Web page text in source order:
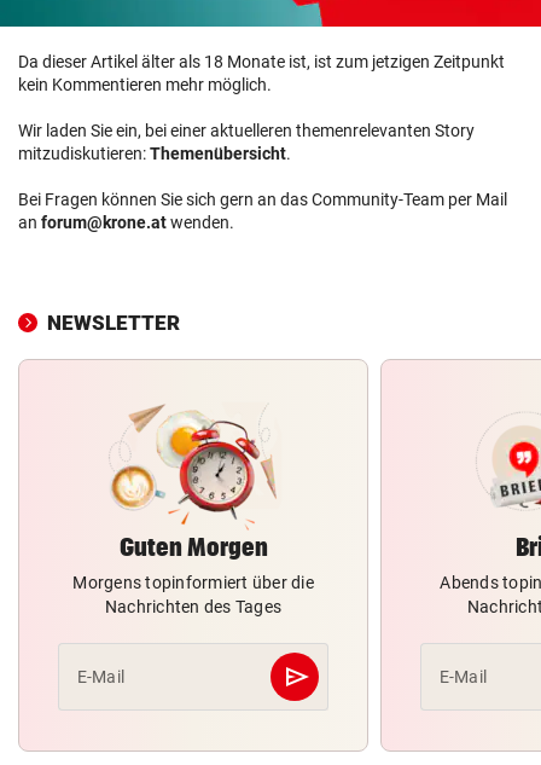
Da dieser Artikel älter als 18 Monate ist, ist zum jetzigen Zeitpunkt
kein Kommentieren mehr möglich.
Wir laden Sie ein, bei einer aktuelleren themenrelevanten Story
mitzudiskutieren:Themenübersicht.
Bei Fragen können Sie sich gern an das Community-Team per Mail
an forum@krone.atwenden.
NEWSLETTER
Guten Morgen
Morgens topinformiert über die
Nachrichten des Tages
E-Mail send
Abschicken
Abends
E-Mail